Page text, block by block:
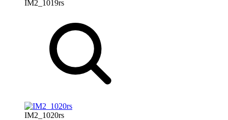
IM2_1019rs
IM2_1020rs